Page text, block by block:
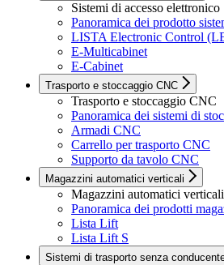
Sistemi di accesso elettronico
Panoramica dei prodotto
LISTA Electronic Control
E-Multicabinet
E-Cabinet
Trasporto e stoccaggio CNC
Trasporto e stoccaggio CNC
Panoramica dei sistemi di
Armadi CNC
Carrello per trasporto CNC
Supporto da tavolo CNC
Magazzini automatici verticali
Magazzini automatici verticali
Panoramica dei prodotti
Lista Lift
Lista Lift S
Sistemi di trasporto senza